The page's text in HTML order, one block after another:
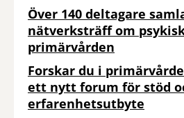
Över 140 deltagare
nätverksträff om
primärvården
Forskar du i
ett nytt forum för stöd
erfarenhetsutbyte